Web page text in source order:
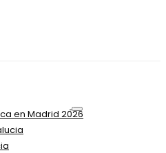
en Madrid 2026